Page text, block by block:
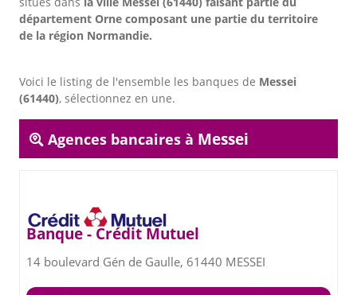
département Orne composant une partie du territoire
de la région Normandie.
Voici le listing de l'ensemble les banques de Messei
(61440), sélectionnez en une.
Agences bancaires à Messei
Banque - Crédit Mutuel
14 boulevard Gén de Gaulle, 61440 MESSEI